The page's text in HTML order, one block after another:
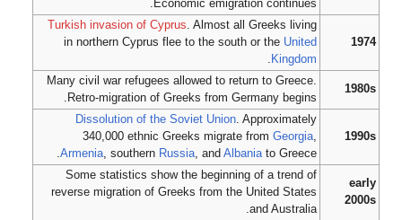
Economic emigration continues.
1974
Turkish invasion of Cyprus. Almost all Greeks living
in northern Cyprus flee to the south or the United
Kingdom
.
1980s
Many civil war refugees allowed to return to Greece.
Retro-migration of Greeks from Germany begins.
1990s
Dissolution of the Soviet Union. Approximately
340,000 ethnic Greeks migrate fromGeorgia,
Armenia, southern Russia, andAlbaniato Greece.
early
2000s
Some statistics show the beginning of a trend of
reverse migration of Greeks from the United States
and Australia.